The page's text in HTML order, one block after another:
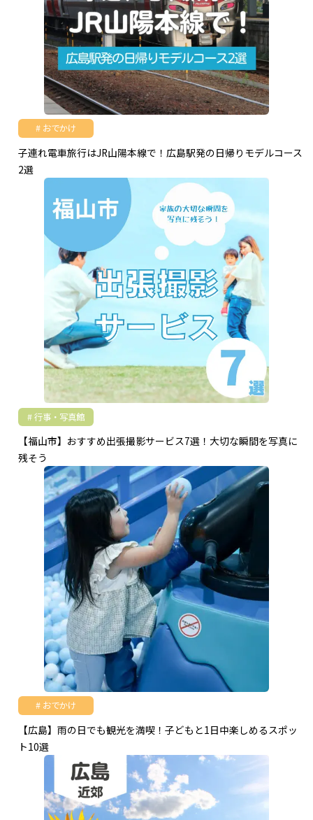
おでかけ
子連れ電車旅行はJR山陽本線で！広島駅発の日帰りモデルコース
2選
行事・写真館
【福山市】おすすめ出張撮影サービス7選！大切な瞬間を写真に
残そう
おでかけ
【広島】雨の日でも観光を満喫！子どもと1日中楽しめるスポッ
ト10選